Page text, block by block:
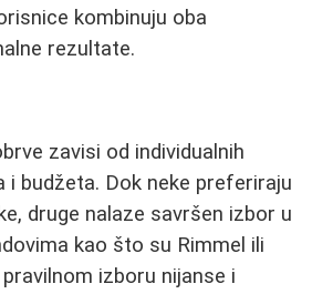
kombinuju oba
rezultate.
zavisi od individualnih
i budžeta. Dok neke preferiraju
druge nalaze savršen izbor u
kao što su Rimmel ili
izboru nijanse i